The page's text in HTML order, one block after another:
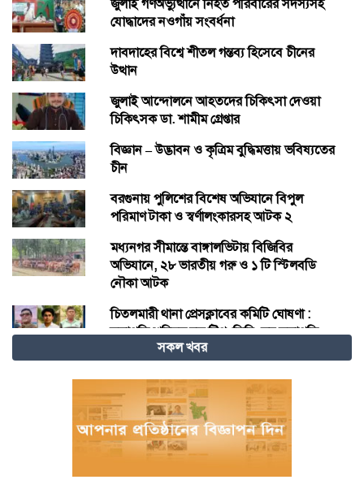
জুলাই গণঅভ্যুত্থানে নিহত পরিবারের সদস্যসহ
যোদ্ধাদের নওগাঁয় সংবর্ধনা
দাবদাহের বিশ্বে শীতল গন্তব্য হিসেবে চীনের
উত্থান
জুলাই আন্দোলনে আহতদের চিকিৎসা দেওয়া
চিকিৎসক ডা. শামীম গ্রেপ্তার
বিজ্ঞান – উদ্ভাবন ও কৃত্রিম বুদ্ধিমত্তায় ভবিষ্যতের
চীন
বরগুনায় পুলিশের বিশেষ অভিযানে বিপুল
পরিমাণ টাকা ও স্বর্ণালংকারসহ আটক ২
মধ্যনগর সীমান্তে বাঙ্গালভিটায় বিজিবির
অভিযানে, ২৮ ভারতীয় গরু ও ১ টি স্টিলবডি
নৌকা আটক
চিতলমারী থানা প্রেসক্লাবের কমিটি ঘোষণা :
সভাপতি শহিদুল হক টিপু, সিনি: সহ সভাপতি
মো: আজাদ খান, সাধারণ সম্পাদক অরুন কুমার
চীনের হস্তশিল্প এখন ইউনেস্কোর বিশ্ব ঐতিহ্য
মেজর হাফিজ অস্থায়ী রাষ্ট্রপতি নির্বাচিত হওয়ায়
তজুমদ্দিনে আনন্দ মিছিল
সকল খবর